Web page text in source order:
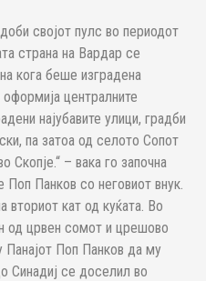
својот пулс во периодот
страна на Вардар се
кога беше изградена
централните
најубавите улици, градби
па затоа од селото Сопот
Скопје.“ – вака го започна
Панков со неговиот внук.
вториот кат од куќата. Во
црвен сомот и црешово
Поп Панков да му
Синадиј се доселил во